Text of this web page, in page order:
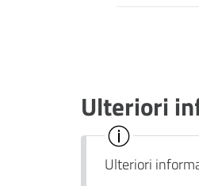
Ulteriori
Ulteriori